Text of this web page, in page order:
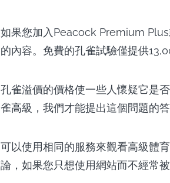
如果您加入Peacock Premium
的內容。免費的孔雀試驗僅提供
孔雀溢價的價格使一些人懷疑它是
雀高級，我們才能提出這個問題的答
可以使用相同的服務來觀看高級體
論，如果您只想使用網站而不經常